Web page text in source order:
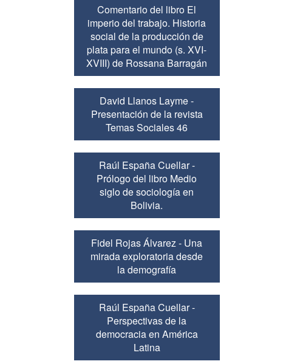
Comentario del libro El
imperio del trabajo. Historia
social de la producción de
plata para el mundo (s. XVI-
XVIII) de Rossana Barragán
David Llanos Layme -
Presentación de la revista
Temas Sociales 46
Raúl España Cuellar -
Prólogo del libro Medio
siglo de sociología en
Bolivia.
Fidel Rojas Álvarez - Una
mirada exploratoria desde
la demografía
Raúl España Cuellar -
Perspectivas de la
democracia en América
Latina